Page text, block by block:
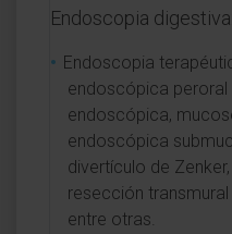
Endoscopia digestiva:
Endoscopia
endoscópica peroral
endoscópica,
endoscópica
divertículo de
resección
entre otras.